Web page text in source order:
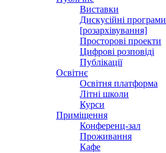
Виставки
Дискусійні програми
[розархівування]
Просторові проекти
Цифрові розповіді
Публікації
Освітнє
Освітня платформа
Літні школи
Курси
Приміщення
Конференц-зал
Проживання
Кафе